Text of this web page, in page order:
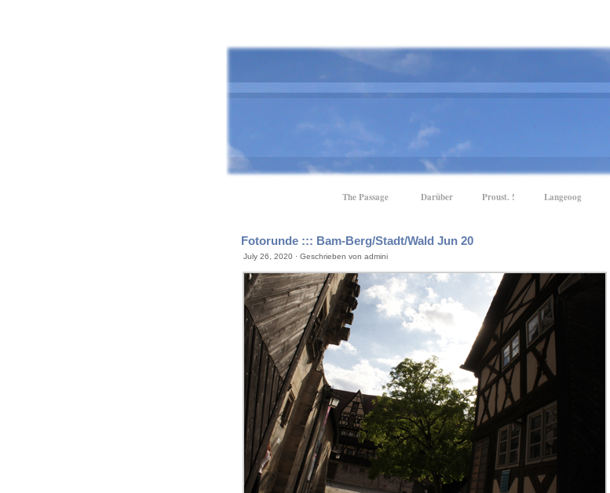
The Passage Darüber Proust. ! Langeoog
Fotorunde ::: Bam-Berg/Stadt/Wald Jun 20
July 26, 2020 · Geschrieben von admini